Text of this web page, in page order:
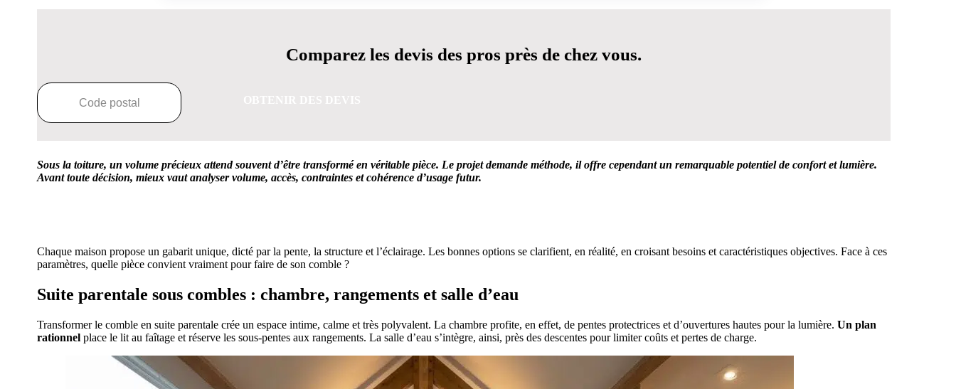
Comparez les devis des pros près de chez vous.
Sous la toiture, un volume précieux attend souvent d’être transformé en véritable pièce. Le projet demande méthode, il offre cependant un remarquable potentiel de confort et lumière.
Avant toute décision, mieux vaut analyser volume, accès, contraintes et cohérence d’usage futur.
Chaque maison propose un gabarit unique, dicté par la pente, la structure et l’éclairage. Les bonnes options se clarifient, en réalité, en croisant besoins et caractéristiques objectives. Face à ces
paramètres, quelle pièce convient vraiment pour faire de son comble ?
Suite parentale sous combles : chambre, rangements et salle d’eau
Transformer le comble en suite parentale crée un espace intime, calme et très polyvalent. La chambre profite, en effet, de pentes protectrices et d’ouvertures hautes pour la lumière. Un plan
rationnel place le lit au faîtage et réserve les sous-pentes aux rangements. La salle d’eau s’intègre, ainsi, près des descentes pour limiter coûts et pertes de charge.